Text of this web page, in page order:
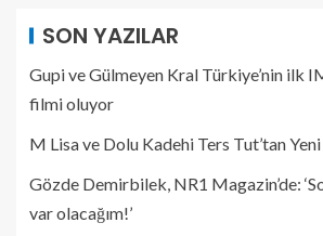
SON YAZILAR
Gupi ve Gülmeyen Kral Türkiye’nin ilk
filmi oluyor
M Lisa ve Dolu Kadehi Ters Tut’tan
Gözde Demirbilek, NR1 Magazin’de:
var olacağım!’